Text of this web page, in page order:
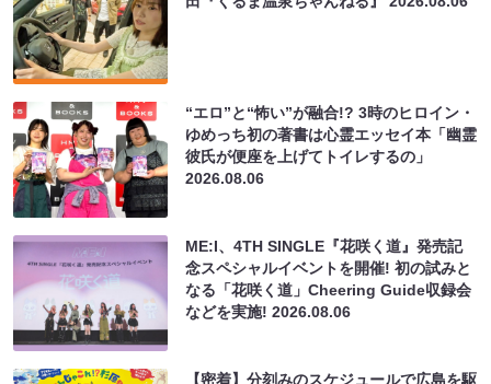
“エロ”と“怖い”が融合!? 3時のヒロイン・
ゆめっち初の著書は心霊エッセイ本「幽霊
彼氏が便座を上げてトイレするの」
2026.08.06
ME:I、4TH SINGLE『花咲く道』発売記
念スペシャルイベントを開催! 初の試みと
なる「花咲く道」Cheering Guide収録会
などを実施!2026.08.06
【密着】分刻みのスケジュールで広島を駆